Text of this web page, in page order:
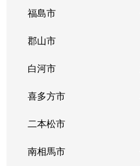
福島市
郡山市
白河市
喜多方市
二本松市
南相馬市